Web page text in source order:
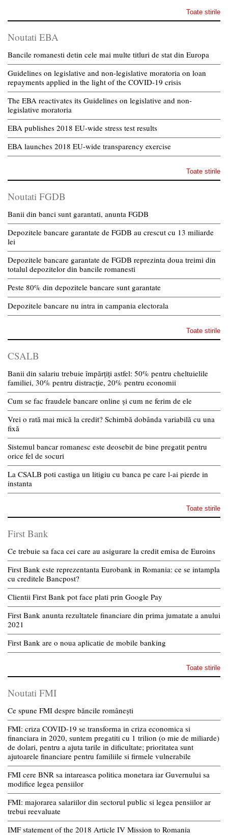
Toate stirile
Noutati EBA
Bancile romanesti detin cele mai multe titluri de stat din Europa
Guidelines on legislative and non-legislative moratoria on loan
repayments applied in the light of the COVID-19 crisis
The EBA reactivates its Guidelines on legislative and non-
legislative moratoria
EBA publishes 2018 EU-wide stress test results
EBA launches 2018 EU-wide transparency exercise
Toate stirile
Noutati FGDB
Banii din banci sunt garantati, anunta FGDB
Depozitele bancare garantate de FGDB au crescut cu 13 miliarde
lei
Depozitele bancare garantate de FGDB reprezinta doua treimi din
totalul depozitelor din bancile romanesti
Peste 80% din depozitele bancare sunt garantate
Depozitele bancare nu intra in campania electorala
Toate stirile
CSALB
Banii din salariu trebuie împărțiți astfel: 50% pentru cheltuielile
familiei, 30% pentru distracție, 20% pentru economii
Cum se fac fraudele bancare online și cum ne ferim de ele
Vrei o rată mai mică la credit? Schimbă dobânda variabilă cu una
fixă
Sistemul bancar romanesc este deosebit de bine pregatit pentru
orice fel de socuri
La CSALB poti castiga un litigiu cu banca pe care l-ai pierde in
instanta
Toate stirile
First Bank
Ce trebuie sa faca cei care au asigurare la credit emisa de Euroins
First Bank este reprezentanta Eurobank in Romania: ce se intampla
cu creditele Bancpost?
Clientii First Bank pot face plati prin Google Pay
First Bank anunta rezultatele financiare din prima jumatate a anului
2021
First Bank are o noua aplicatie de mobile banking
Toate stirile
Noutati FMI
Ce spune FMI despre băncile românești
FMI: criza COVID-19 se transforma in criza economica si
financiara in 2020, suntem pregatiti cu 1 trilion (o mie de miliarde)
de dolari, pentru a ajuta tarile in dificultate; prioritatea sunt
ajutoarele financiare pentru familiile si firmele vulnerabile
FMI cere BNR sa intareasca politica monetara iar Guvernului sa
modifice legea pensiilor
FMI: majorarea salariilor din sectorul public si legea pensiilor ar
trebui reevaluate
IMF statement of the 2018 Article IV Mission to Romania